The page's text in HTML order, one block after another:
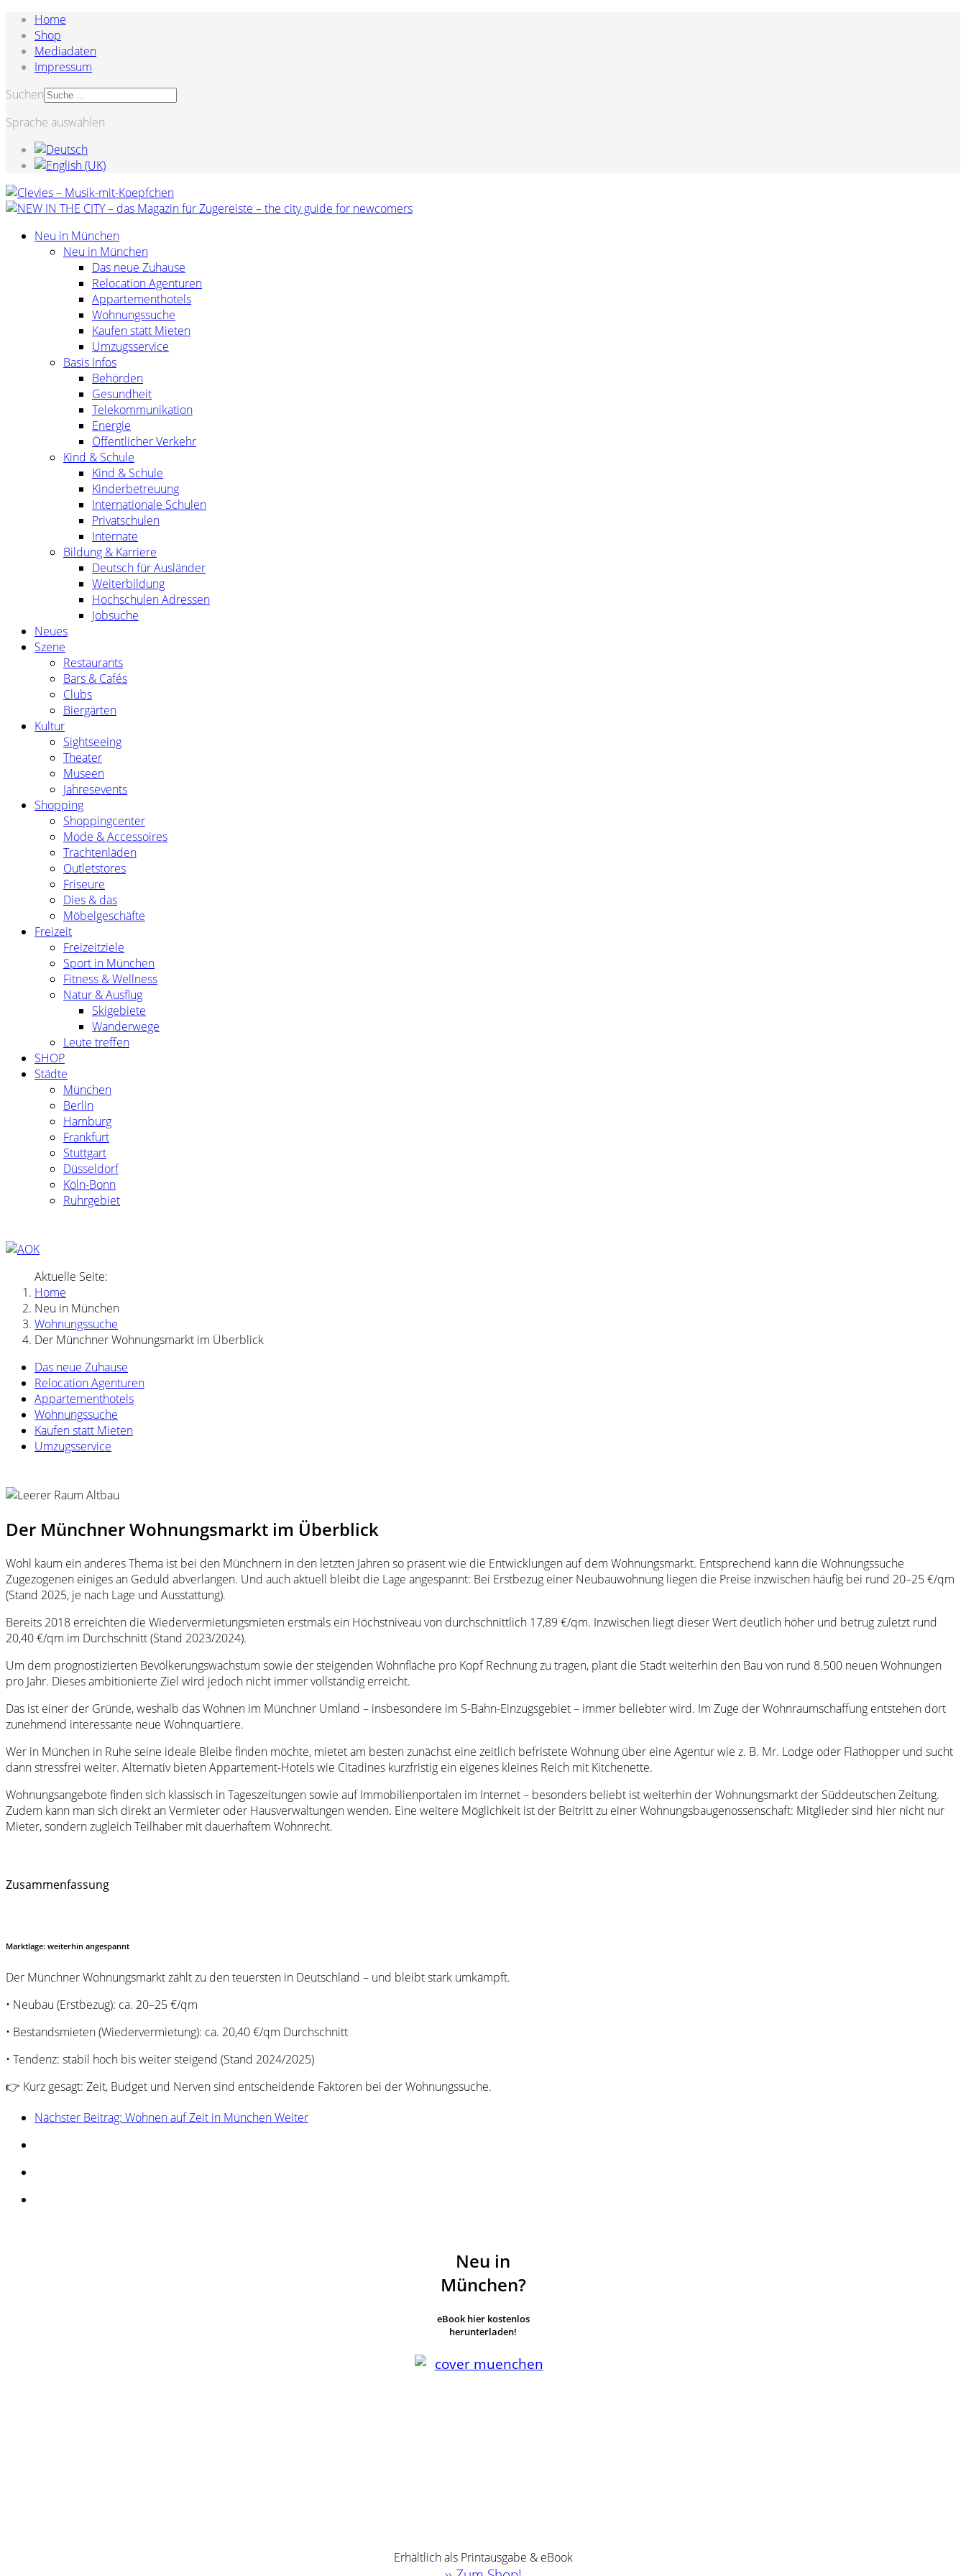
Home
Shop
Mediadaten
Impressum
Suchen
Sprache auswählen
Neu in München
Neu in München
Das neue Zuhause
Relocation Agenturen
Appartementhotels
Wohnungssuche
Kaufen statt Mieten
Umzugsservice
Basis Infos
Behörden
Gesundheit
Telekommunikation
Energie
Öffentlicher Verkehr
Kind & Schule
Kind & Schule
Kinderbetreuung
Internationale Schulen
Privatschulen
Internate
Bildung & Karriere
Deutsch für Ausländer
Weiterbildung
Hochschulen Adressen
Jobsuche
Neues
Szene
Restaurants
Bars & Cafés
Clubs
Biergärten
Kultur
Sightseeing
Theater
Museen
Jahresevents
Shopping
Shoppingcenter
Mode & Accessoires
Trachtenläden
Outletstores
Friseure
Dies & das
Möbelgeschäfte
Freizeit
Freizeitziele
Sport in München
Fitness & Wellness
Natur & Ausflug
Skigebiete
Wanderwege
Leute treffen
SHOP
Städte
München
Berlin
Hamburg
Frankfurt
Stuttgart
Düsseldorf
Köln-Bonn
Ruhrgebiet
Aktuelle Seite:
Home
Neu in München
Wohnungssuche
Der Münchner Wohnungsmarkt im Überblick
Das neue Zuhause
Relocation Agenturen
Appartementhotels
Wohnungssuche
Kaufen statt Mieten
Umzugsservice
Der Münchner Wohnungsmarkt im Überblick
Wohl kaum ein anderes Thema ist bei den Münchnern in den letzten Jahren so präsent wie die Entwicklungen auf dem Wohnungsmarkt. Entsprechend kann die Wohnungssuche
Zugezogenen einiges an Geduld abverlangen. Und auch aktuell bleibt die Lage angespannt: Bei Erstbezug einer Neubauwohnung liegen die Preise inzwischen häufig bei rund 20–25 €/qm
(Stand 2025, je nach Lage und Ausstattung).
Bereits 2018 erreichten die Wiedervermietungsmieten erstmals ein Höchstniveau von durchschnittlich 17,89 €/qm. Inzwischen liegt dieser Wert deutlich höher und betrug zuletzt rund
20,40 €/qm im Durchschnitt (Stand 2023/2024).
Um dem prognostizierten Bevölkerungswachstum sowie der steigenden Wohnfläche pro Kopf Rechnung zu tragen, plant die Stadt weiterhin den Bau von rund 8.500 neuen Wohnungen
pro Jahr. Dieses ambitionierte Ziel wird jedoch nicht immer vollständig erreicht.
Das ist einer der Gründe, weshalb das Wohnen im Münchner Umland – insbesondere im S-Bahn-Einzugsgebiet – immer beliebter wird. Im Zuge der Wohnraumschaffung entstehen dort
zunehmend interessante neue Wohnquartiere.
Wer in München in Ruhe seine ideale Bleibe finden möchte, mietet am besten zunächst eine zeitlich befristete Wohnung über eine Agentur wie z. B. Mr. Lodge oder Flathopper und sucht
dann stressfrei weiter. Alternativ bieten Appartement-Hotels wie Citadines kurzfristig ein eigenes kleines Reich mit Kitchenette.
Wohnungsangebote finden sich klassisch in Tageszeitungen sowie auf Immobilienportalen im Internet – besonders beliebt ist weiterhin der Wohnungsmarkt der Süddeutschen Zeitung.
Zudem kann man sich direkt an Vermieter oder Hausverwaltungen wenden. Eine weitere Möglichkeit ist der Beitritt zu einer Wohnungsbaugenossenschaft: Mitglieder sind hier nicht nur
Mieter, sondern zugleich Teilhaber mit dauerhaftem Wohnrecht.
Zusammenfassung
Marktlage: weiterhin angespannt
Der Münchner Wohnungsmarkt zählt zu den teuersten in Deutschland – und bleibt stark umkämpft.
• Neubau (Erstbezug): ca. 20–25 €/qm
• Bestandsmieten (Wiedervermietung): ca. 20,40 €/qm Durchschnitt
• Tendenz: stabil hoch bis weiter steigend (Stand 2024/2025)
👉 Kurz gesagt: Zeit, Budget und Nerven sind entscheidende Faktoren bei der Wohnungssuche.
Nächster Beitrag: Wohnen auf Zeit in MünchenWeiter
Neu in
München?
eBook hier kostenlos
herunterladen!
Erhältlich als Printausgabe & eBook